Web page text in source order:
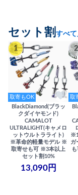
セット割 すべて
1
取寄もOK
BlackDiamond(ブラッ
クダイヤモンド)
CAMALOT
ULTRALIGHT(キャメロ
ットウルトラライト)
※革命的軽量モデル ※
取寄せも可 ※3本以上
セット割10%
13,090円
2
取
ガ